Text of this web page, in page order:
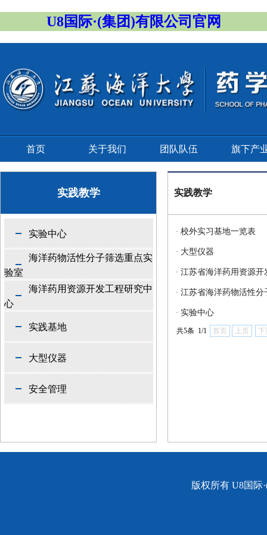
U8国际·(集团)有限公司官网
首页 关于我们 团队队伍 旗下产
实践教学
实验中心
海洋药物活性分子筛选重点实
验室
海洋药用资源开发工程研究中
心
实践基地
大型仪器
安全管理
实践教学
· 校外实习基地一览表
· 大型仪器
· 江苏省海洋药用资源开
· 江苏省海洋药物活性分
· 实验中心
共5条 1/1 首页 上页 下
版权所有 U8国际